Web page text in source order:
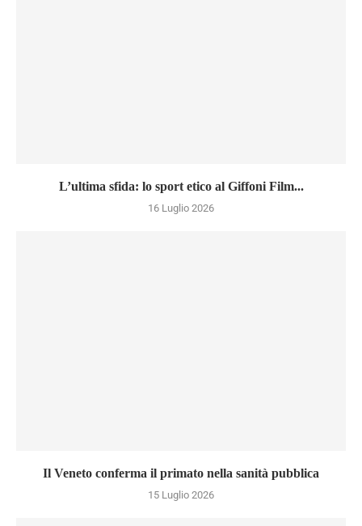
L’ultima sfida: lo sport etico al Giffoni Film...
16 Luglio 2026
Il Veneto conferma il primato nella sanità pubblica
15 Luglio 2026